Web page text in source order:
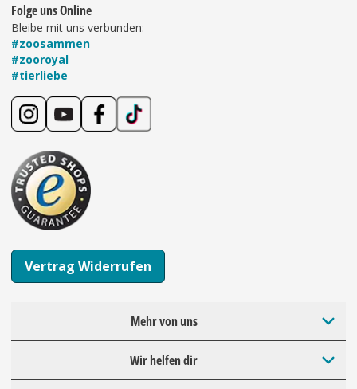
Folge uns Online
Bleibe mit uns verbunden:
#zoosammen
#zooroyal
#tierliebe
Vertrag Widerrufen
Mehr von uns
Wir helfen dir